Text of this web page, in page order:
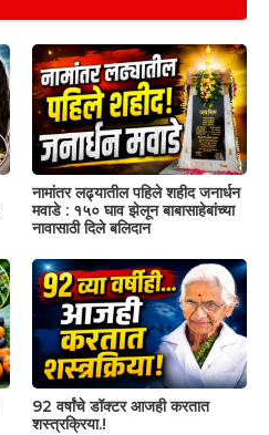
नामांतर लढ्यातील पहिले शहीद जनार्धन
मवाडे : १५० घाव झेलून बाबासाहेबांच्या
नावासाठी दिले बलिदान
92 वर्षांचे डॉक्टर आजही करतात
शस्त्रक्रिया.!